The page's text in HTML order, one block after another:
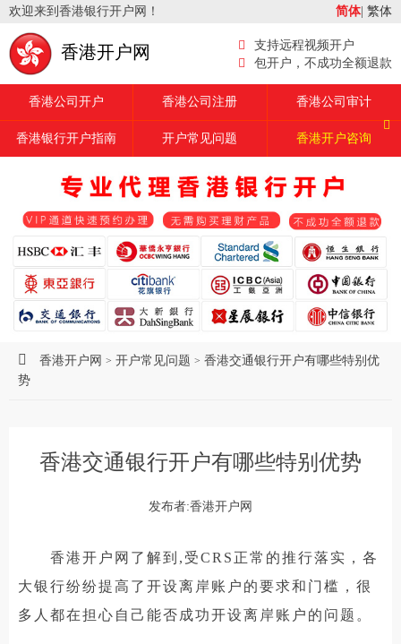
欢迎来到香港银行开户网！ 简体| 繁体
香港开户网
支持远程视频开户
包开户，不成功全额退款
香港公司开户 香港公司注册 香港公司审计
香港银行开户指南 开户常见问题 香港开户咨询
香港开户网 > 开户常见问题 > 香港交通银行开户有哪些特别优
势
香港交通银行开户有哪些特别优势
发布者:香港开户网
香港开户网了解到,受CRS正常的推行落实，各
大银行纷纷提高了开设离岸账户的要求和门槛，很
多人都在担心自己能否成功开设离岸账户的问题。